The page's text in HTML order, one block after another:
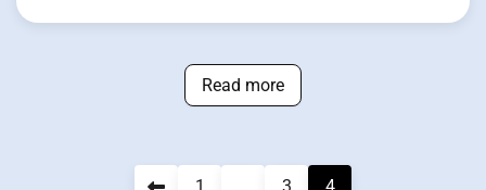
Read more
1 … 3 4